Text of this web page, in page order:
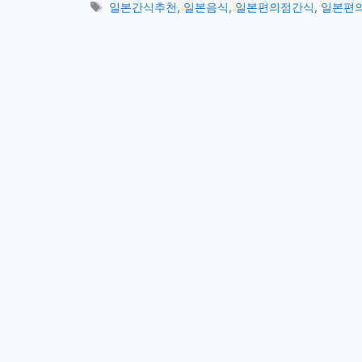
테
태
일본간식추천, 일본음식, 일본편의점간식, 일본편